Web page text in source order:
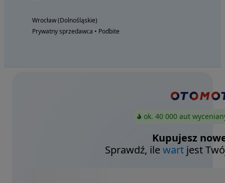
Wrocław (Dolnośląskie)
Prywatny sprzedawca • Podbite
ok. 40 000 aut
Kupujesz
Sprawdź, ilewart jest